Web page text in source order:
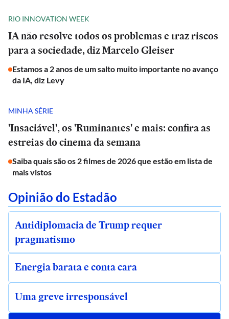
RIO INNOVATION WEEK
IA não resolve todos os problemas e traz riscos
para a sociedade, diz Marcelo Gleiser
Estamos a 2 anos de um salto muito importante no avanço
da IA, diz Levy
MINHA SÉRIE
'Insaciável', os 'Ruminantes' e mais: confira as
estreias do cinema da semana
Saiba quais são os 2 filmes de 2026 que estão em lista de
mais vistos
Opinião do Estadão
Antidiplomacia de Trump requer
pragmatismo
Energia barata e conta cara
Uma greve irresponsável